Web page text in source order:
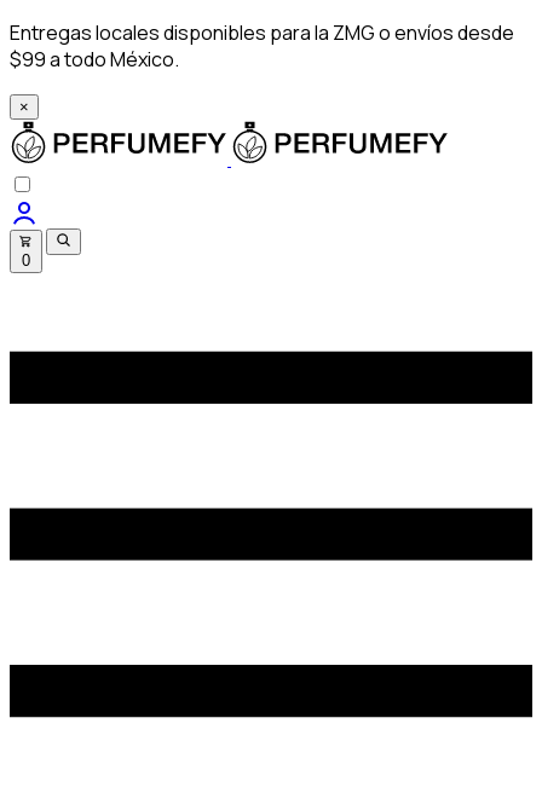
Entregas locales disponibles para la ZMG o envíos desde
$99 a todo México.
×
0